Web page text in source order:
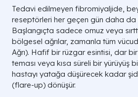
Tedavi edilmeyen fibromiyaljide,
reseptörleri her geçen gün daha da
Başlangıçta sadece omuz veya
bölgesel ağrılar, zamanla tüm
Ağrı). Hafif bir rüzgar esintisi, dar
teması veya kısa süreli bir yürüyüş
hastayı yatağa düşürecek kadar
(flare-up) dönüşür.